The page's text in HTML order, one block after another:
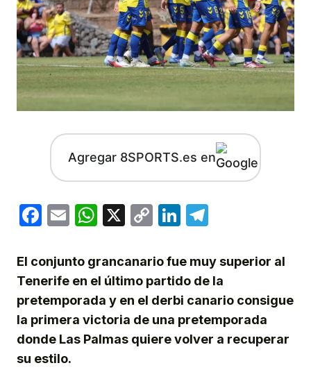
Agregar 8SPORTS.es en
Facebook
EmailWhatsApp
X
CopyLinkedIn
El conjunto grancanario fue muy superior al
Tenerife en el último partido de la
pretemporada y en el derbi canario consigue
la primera victoria de una pretemporada
donde Las Palmas quiere volver a recuperar
su estilo.